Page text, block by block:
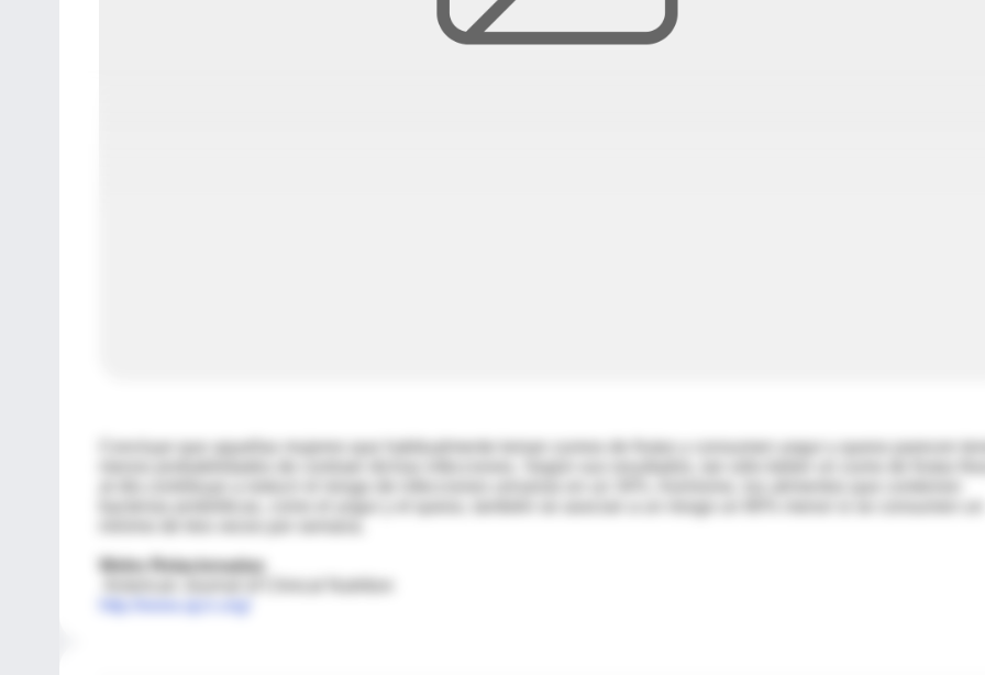
Concluye que aquellas mujeres que habitualmente toman zumos de frutas y consumen yogur y queso parecen
Webs Relacionadas